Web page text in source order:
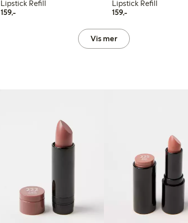
Lipstick Refill
159,-159,00 kr
Lipstick Refill
159,-159,00 kr
Vis mer